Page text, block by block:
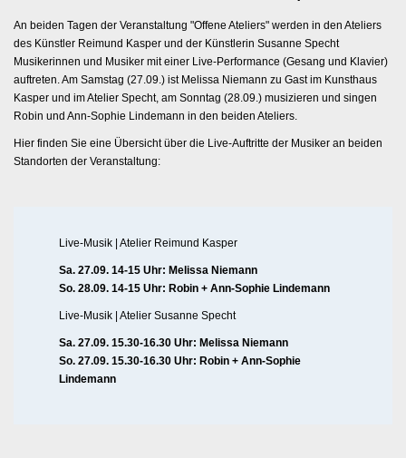
An beiden Tagen der Veranstaltung "Offene Ateliers" werden in den Ateliers
des Künstler Reimund Kasper und der Künstlerin Susanne Specht
Musikerinnen und Musiker mit einer Live-Performance (Gesang und Klavier)
auftreten. Am Samstag (27.09.) ist Melissa Niemann zu Gast im Kunsthaus
Kasper und im Atelier Specht, am Sonntag (28.09.) musizieren und singen
Robin und Ann-Sophie Lindemann in den beiden Ateliers.
Hier finden Sie eine Übersicht über die Live-Auftritte der Musiker an beiden
Standorten der Veranstaltung:
Live-Musik | Atelier Reimund Kasper
Sa. 27.09. 14-15 Uhr: Melissa Niemann
So. 28.09. 14-15 Uhr: Robin + Ann-Sophie Lindemann
Live-Musik | Atelier Susanne Specht
Sa. 27.09. 15.30-16.30 Uhr: Melissa Niemann
So. 27.09. 15.30-16.30 Uhr: Robin + Ann-Sophie
Lindemann